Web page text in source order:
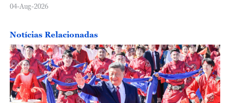
04-Aug-2026
Notícias Relacionadas